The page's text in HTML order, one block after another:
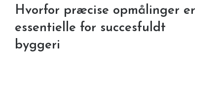
Hvorfor præcise opmålinger er
essentielle for succesfuldt
byggeri